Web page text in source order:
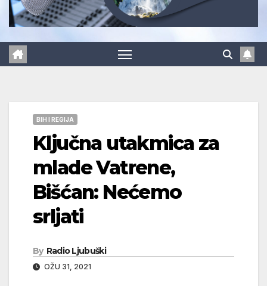
BIH I REGIJA
Ključna utakmica za
mlade Vatrene,
Bišćan: Nećemo
srljati
By Radio Ljubuški
OŽU 31, 2021